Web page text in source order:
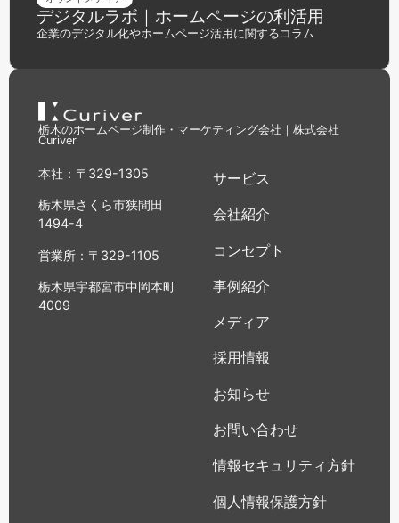
デジタルラボ｜ホームページの利活用
企業のデジタル化やホームページ活用に関するコラム
栃木のホームページ制作・マーケティング会社｜株式会社
Curiver
本社：〒329-1305
栃木県さくら市狭間田
1494-4
営業所：〒329-1105
栃木県宇都宮市中岡本町
4009
サービス
会社紹介
コンセプト
事例紹介
メディア
採用情報
お知らせ
お問い合わせ
情報セキュリティ方針
個人情報保護方針